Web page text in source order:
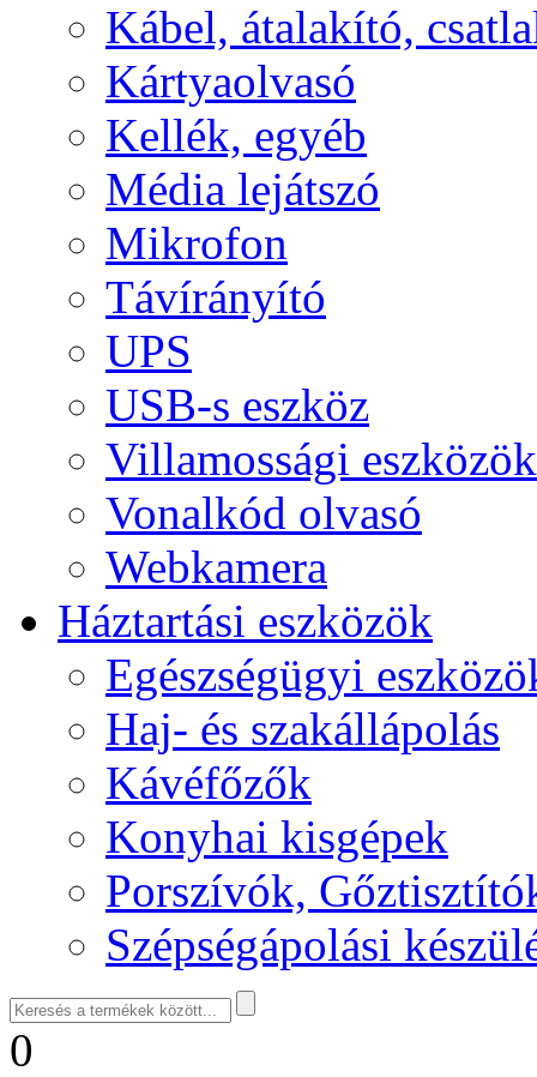
Kábel, átalakító,
Kártyaolvasó
Kellék, egyéb
Média lejátszó
Mikrofon
Távírányító
UPS
USB-s eszköz
Villamossági eszközök
Vonalkód olvasó
Webkamera
Háztartási eszközök
Egészségügyi
Haj- és szakállápolás
Kávéfőzők
Konyhai kisgépek
Porszívók,
Szépségápolási
0